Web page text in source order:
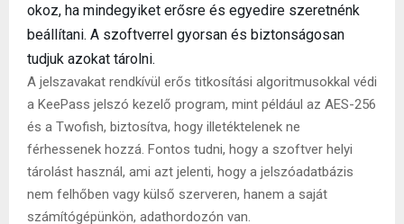
okoz, ha mindegyiket erősre és egyedire szeretnénk
beállítani. A szoftverrel gyorsan és biztonságosan
tudjuk azokat tárolni.
A jelszavakat rendkívül erős titkosítási algoritmusokkal védi
a KeePass jelszó kezelő program, mint például az AES-256
és a Twofish, biztosítva, hogy illetéktelenek ne
férhessenek hozzá. Fontos tudni, hogy a szoftver helyi
tárolást használ, ami azt jelenti, hogy a jelszóadatbázis
nem felhőben vagy külső szerveren, hanem a saját
számítógépünkön, adathordozón van.